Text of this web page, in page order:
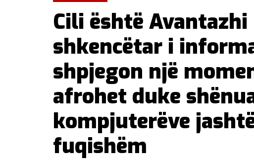
Cili është
shkencëtar i
shpjegon një
afrohet duke
kompjuterëve
fuqishëm